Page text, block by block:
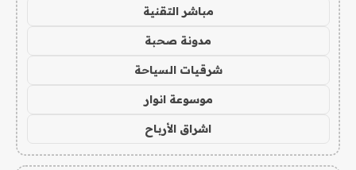
مباشر التقنية
مدونة صحبة
شرقيات السياحة
موسوعة انوار
اشراق الأرباح